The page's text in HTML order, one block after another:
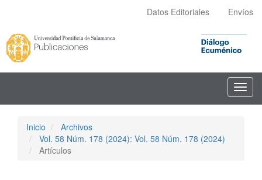
principal
Barra
lateral
Datos Editoriales Envíos
Inicio
Archivos
Vol. 58 Núm. 178 (2024): Vol. 58 Núm. 178 (2024)
Artículos